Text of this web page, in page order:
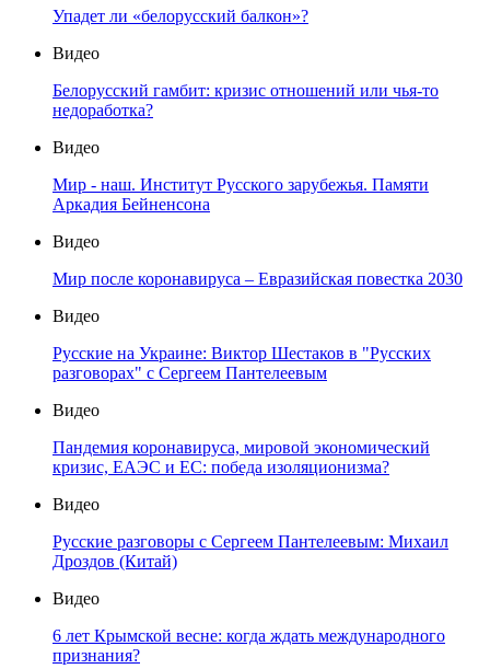
Упадет ли «белорусский балкон»?
Видео
Белорусский гамбит: кризис отношений или чья-то
недоработка?
Видео
Мир - наш. Институт Русского зарубежья. Памяти
Аркадия Бейненсона
Видео
Мир после коронавируса – Евразийская повестка 2030
Видео
Русские на Украине: Виктор Шестаков в "Русских
разговорах" с Сергеем Пантелеевым
Видео
Пандемия коронавируса, мировой экономический
кризис, ЕАЭС и ЕС: победа изоляционизма?
Видео
Русские разговоры с Сергеем Пантелеевым: Михаил
Дроздов (Китай)
Видео
6 лет Крымской весне: когда ждать международного
признания?